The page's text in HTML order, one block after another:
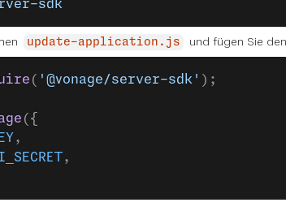
sdk
update-application.js und fügen Sie
( '@vonage/server-sdk' );
({
,
,